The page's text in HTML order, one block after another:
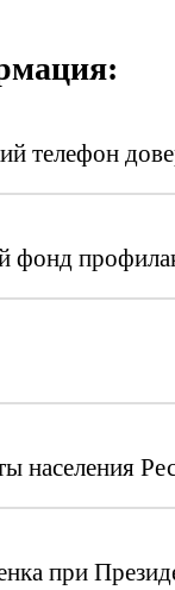
телефон
населения
при